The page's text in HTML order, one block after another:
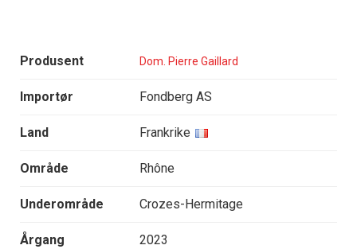
Produsent Dom. Pierre Gaillard
Importør Fondberg AS
Land Frankrike
Område Rhône
Underområde Crozes-Hermitage
Årgang 2023